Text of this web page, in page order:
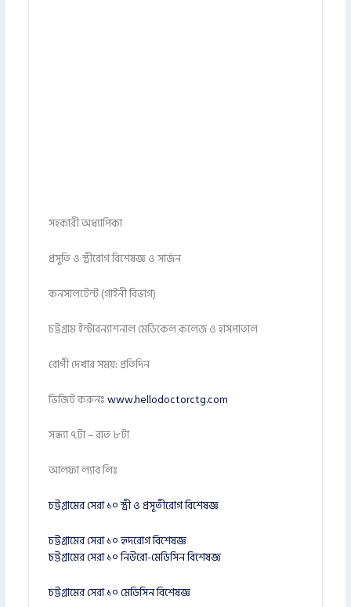
সহকারী অধ্যাপিকা
প্রসূতি ও স্ত্রীরোগ বিশেষজ্ঞ ও সার্জন
কনসালটেন্ট (গাইনী বিভাগ)
চট্টগ্রাম ইন্টারন্যাশনাল মেডিকেল কলেজ ও হাসপাতাল
রোগী দেখার সময়: প্রতিদিন
ভিজিট করুনঃwww.hellodoctorctg.com
সন্ধ্যা ৭টা – রাত ৮টা
আলফা ল্যাব লিঃ
চট্টগ্রামের সেরা ১০ স্ত্রী ও প্রসূতীরোগ বিশেষজ্ঞ
চট্টগ্রামের সেরা ১০ হৃদরোগ বিশেষজ্ঞ
চট্টগ্রামের সেরা ১০ নিউরো-মেডিসিন বিশেষজ্ঞ
চট্টগ্রামের সেরা ১০ মেডিসিন বিশেষজ্ঞ